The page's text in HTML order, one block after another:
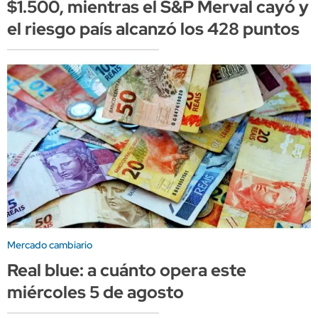
$1.500, mientras el S&P Merval cayó y
el riesgo país alcanzó los 428 puntos
Mercado cambiario
Real blue: a cuánto opera este
miércoles 5 de agosto